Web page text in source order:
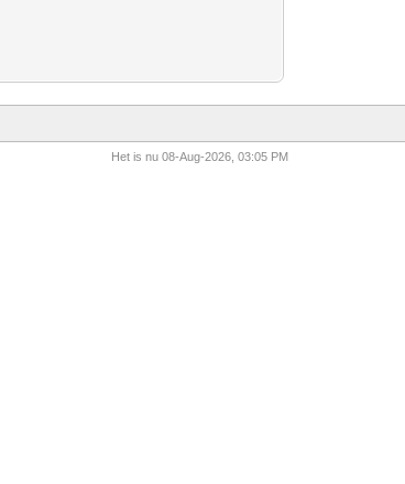
Het is nu 08-Aug-2026, 03:05 PM